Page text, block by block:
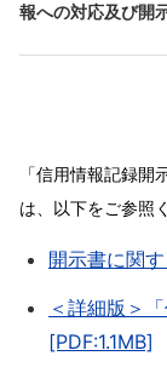
報への対応及び開
「信用情報記録
は、以下をご参照
開示書に関
＜詳細版＞
[PDF:1.1MB]